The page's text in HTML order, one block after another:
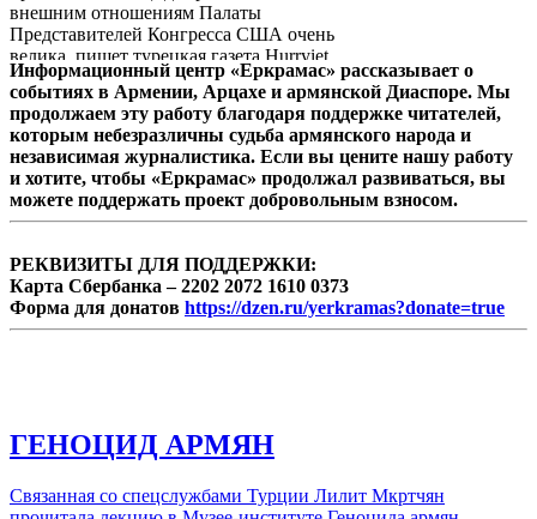
комиссии Армения Рустамяна о переносе
обсуждения на другое заседание была
удовлетворена.
внешним отношениям Палаты
Представителей Конгресса США очень
велика, пишет турецкая газета Hurryiet.
Информационный центр «Еркрамас» рассказывает о
событиях в Армении, Арцахе и армянской Диаспоре. Мы
продолжаем эту работу благодаря поддержке читателей,
которым небезразличны судьба армянского народа и
независимая журналистика. Если вы цените нашу работу
и хотите, чтобы «Еркрамас» продолжал развиваться, вы
можете поддержать проект добровольным взносом.
РЕКВИЗИТЫ ДЛЯ ПОДДЕРЖКИ:
Карта Сбербанка – 2202 2072 1610 0373
Форма для донатов https://dzen.ru/yerkramas?donate=true
ГЕНОЦИД АРМЯН
Связанная со спецслужбами Турции Лилит Мкртчян